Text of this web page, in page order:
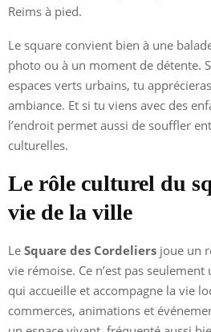
Reims à pied.
Le square convient bien à une
photo ou à un moment de détente.
espaces verts urbains, tu
ambiance. Et si tu viens avec des
l’endroit permet aussi de souffler
culturelles.
Le rôle culturel du
vie de la ville
Le Square des Cordeliers joue un
vie rémoise. Ce n’est pas seulement
qui accueille et accompagne la vie
commerces, animations et